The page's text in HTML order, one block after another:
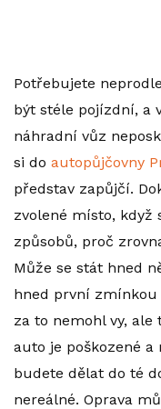
Potřebujete
být stéle pojízdní, a
náhradní vůz
si do autopůjčovny
představ zapůjčí.
zvolené místo, když
způsobů, proč
Může se stát hned
hned první zmínkou
za to nemohl vy, ale
auto je poškozené a
budete dělat do té
nereálné. Oprava